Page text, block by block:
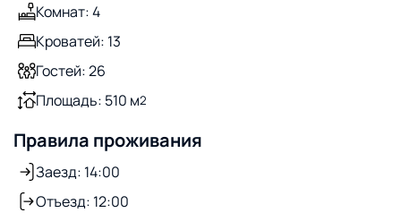
Комнат: 4
Кроватей: 13
Гостей: 26
Площадь: 510 м2
Правила проживания
Заезд: 14:00
Отъезд: 12:00